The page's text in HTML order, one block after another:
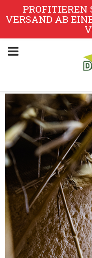
PROFITIEREN
VERSAND AB